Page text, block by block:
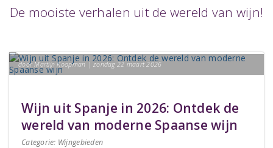
De mooiste verhalen uit de wereld van wijn!
door Martijn Koopman | zondag 22 maart 2026
Wijn uit Spanje in 2026: Ontdek de
wereld van moderne Spaanse wijn
Categorie: Wijngebieden